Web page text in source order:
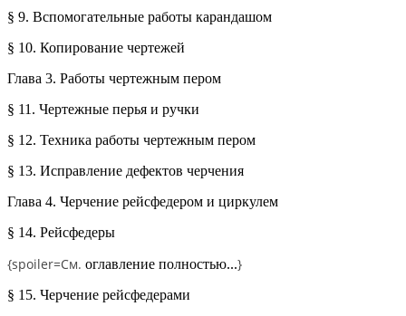
§ 9. Вспомогательные работы карандашом
§ 10. Копирование чертежей
Глава 3. Работы чертежным пером
§ 11. Чертежные перья и ручки
§ 12. Техника работы чертежным пером
§ 13. Исправление дефектов черчения
Глава 4. Черчение рейсфедером и циркулем
§ 14. Рейсфедеры
{spoiler=См. оглавление полностью...}
§ 15. Черчение рейсфедерами